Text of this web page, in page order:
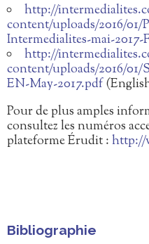
http://
content/uploads/2016/
Intermedialites-mai-2017-
http://
content/uploads/2016/
EN-May-2017.pdf
Pour de plus amples
consultez les numéros
plateforme Érudit :http://
Bibliographie